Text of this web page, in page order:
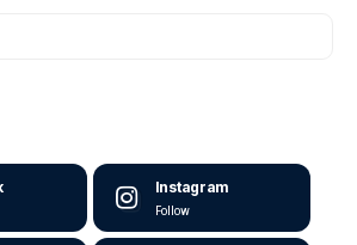
Instagram
Follow